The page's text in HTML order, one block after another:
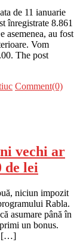
de 11 ianuarie
înregistrate 8.861
asemenea, au fost
Vom
The post
Comment(0)
vechi ar
de lei
niciun impozit
Rabla.
asumare până în
un bonus.
[…]